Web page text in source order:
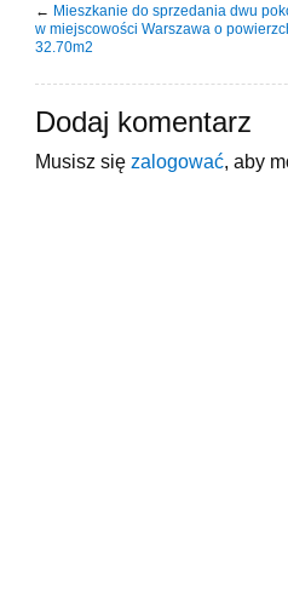
← Mieszkanie do sprzedania dwu
w miejscowości Warszawa o
32.70m2
Dodaj komentarz
Musisz się zalogować , aby